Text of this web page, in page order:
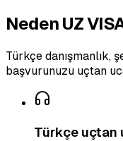
Neden UZ
Türkçe danışmanlık,
başvurunuzu uçtan
Türkçe uçtan